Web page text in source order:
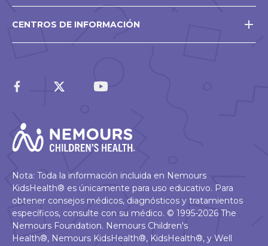
CENTROS DE INFORMACIÓN
Nota: Toda la información incluida en Nemours
KidsHealth® es únicamente para uso educativo. Para
obtener consejos médicos, diagnósticos y tratamientos
específicos, consulte con su médico. © 1995-2026 The
Nemours Foundation. Nemours Children's
Health®, Nemours KidsHealth®, KidsHealth®, y Well